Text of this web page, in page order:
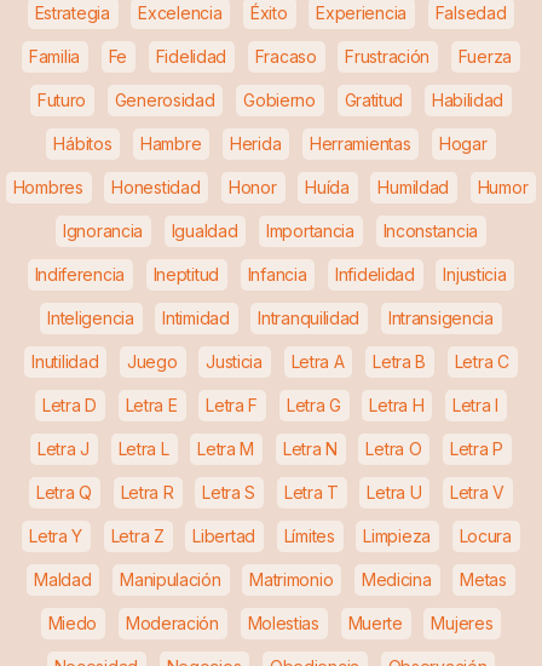
Estrategia Excelencia Éxito Experiencia Falsedad
Familia Fe Fidelidad Fracaso Frustración Fuerza
Futuro Generosidad Gobierno Gratitud Habilidad
Hábitos Hambre Herida Herramientas Hogar
Hombres Honestidad Honor Huída Humildad Humor
Ignorancia Igualdad Importancia Inconstancia
Indiferencia Ineptitud Infancia Infidelidad Injusticia
Inteligencia Intimidad Intranquilidad Intransigencia
Inutilidad Juego Justicia Letra A Letra B Letra C
Letra D Letra E Letra F Letra G Letra H Letra I
Letra J Letra L Letra M Letra N Letra O Letra P
Letra Q Letra R Letra S Letra T Letra U Letra V
Letra Y Letra Z Libertad Límites Limpieza Locura
Maldad Manipulación Matrimonio Medicina Metas
Miedo Moderación Molestias Muerte Mujeres